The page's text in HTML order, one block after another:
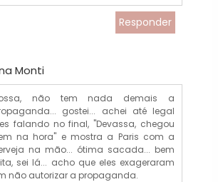
Responder
Monti
não tem nada demais a
gostei... achei até legal
falando no final, "Devassa, chegou
na hora" e mostra a Paris com a
na mão... ótima sacada... bem
sei lá... acho que eles exageraram
não autorizar a propaganda.